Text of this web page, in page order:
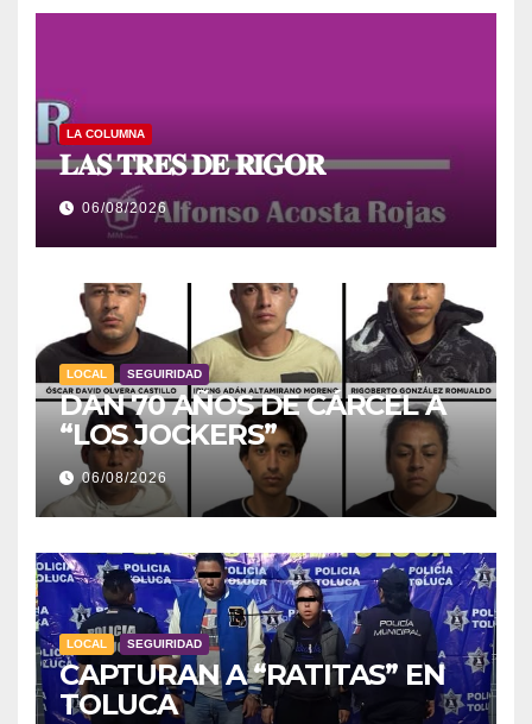
LA COLUMNA
𝐋𝐀𝐒 𝐓𝐑𝐄𝐒 𝐃𝐄 𝐑𝐈𝐆𝐎𝐑
06/08/2026
LOCAL SEGUIRIDAD
DAN 70 AÑOS DE CÁRCEL A
“LOS JOCKERS”
06/08/2026
LOCAL SEGUIRIDAD
CAPTURAN A “RATITAS” EN
TOLUCA